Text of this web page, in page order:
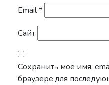
Email*
Сайт
Сохранить моё имя,
браузере для